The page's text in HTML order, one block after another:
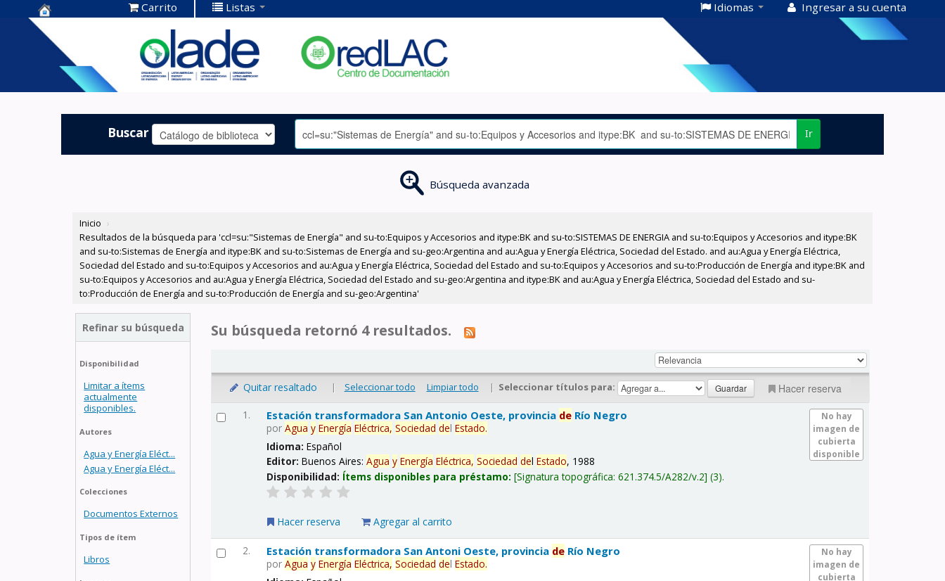
Centro de
Documentación
OLADE -
Carrito Listas Idiomas Ingresar a su cuenta
Buscar Ir
Búsqueda avanzada
Inicio ›
Resultados de la búsqueda para 'ccl=su:"Sistemas de Energía" and su-to:Equipos y Accesorios and itype:BK and su-to:SISTEMAS DE ENERGIA and su-to:Equipos y Accesorios and itype:BK
and su-to:Sistemas de Energía and itype:BK and su-to:Sistemas de Energía and su-geo:Argentina and au:Agua y Energía Eléctrica, Sociedad del Estado. and au:Agua y Energía Eléctrica,
Sociedad del Estado and su-to:Equipos y Accesorios and au:Agua y Energía Eléctrica, Sociedad del Estado and su-to:Equipos y Accesorios and su-to:Producción de Energía and itype:BK and
su-to:Equipos y Accesorios and au:Agua y Energía Eléctrica, Sociedad del Estado and su-geo:Argentina and itype:BK and au:Agua y Energía Eléctrica, Sociedad del Estado and su-
to:Producción de Energía and su-to:Producción de Energía and su-geo:Argentina'
Refinar su búsqueda
Disponibilidad
Limitar a ítems
actualmente
disponibles.
Autores
Agua y Energía Eléct...
Agua y Energía Eléct...
Colecciones
Documentos Externos
Tipos de ítem
Libros
Su búsqueda retornó 4 resultados.
Quitar resaltado | Seleccionar todo Limpiar todo | Seleccionar títulos para: Hacer reserva
1.
No hay
imagen de
cubierta
disponible
Estación transformadora San Antonio Oeste, provincia de Río Negro
porAgua y Energía Eléctrica, Sociedad delEstado.
Idioma:Español
Editor:Buenos Aires:Agua y Energía Eléctrica, Sociedad delEstado, 1988
Disponibilidad: Ítems disponibles para préstamo: Signatura topográfica:621.374.5/A282/v.2 (3).
Hacer reserva Agregar al carrito
2.
No hay
imagen de
cubierta
Estación transformadora San Antoni Oeste, provincia de Río Negro
porAgua y Energía Eléctrica, Sociedad delEstado.